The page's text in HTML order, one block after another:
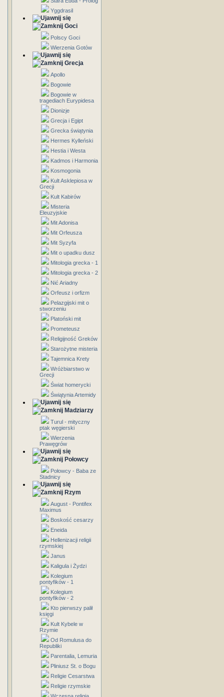
Yggdrasil
Goci
Polscy Goci
Wierzenia Gotów
Grecja
Apollo
Bogowie
Bogowie w
tragediach Eurypidesa
Dionizje
Grecja i Egipt
Grecka świątynia
Hermes Kylleński
Hestia i Westa
Kadmos i Harmonia
Kosmogonia
Kult Asklepiosa w
Grecji
Kult Kabirów
Misteria
Eleuzyjskie
Mit Adonisa
Mit Orfeusza
Mit Syzyfa
Mit o upadku dusz
Mitologia grecka - 1
Mitologia grecka - 2
Nić Ariadny
Orfeusz i orfizm
Pelazgijski mit o
stworzeniu
Platoński mit
Prometeusz
Religijność Greków
Starożytne misteria
Tajemnica Krety
Wróżbiarstwo w
Grecji
Świat homerycki
Świątynia Artemidy
Madziarzy
Turul - mityczny
ptak węgierski
Wierzenia
Prawęgrów
Połowcy
Połowcy - Baba ze
Stadnicy
Rzym
August - Pontifex
Maximus
Boskość cesarzy
Eneida
Hellenizacji religii
rzymskiej
Janus
Kaligula i Żydzi
Kolegium
pontyfików - 1
Kolegium
pontyfików - 2
Kto pierwszy palił
księgi
Kult Kybele w
Rzymie
Od Romulusa do
Republiki
Parentalia, Lemuria
Pliniusz St. o Bogu
Religie Cesarstwa
Religie rzymskie